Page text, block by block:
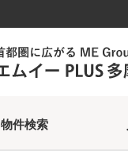
物件検索